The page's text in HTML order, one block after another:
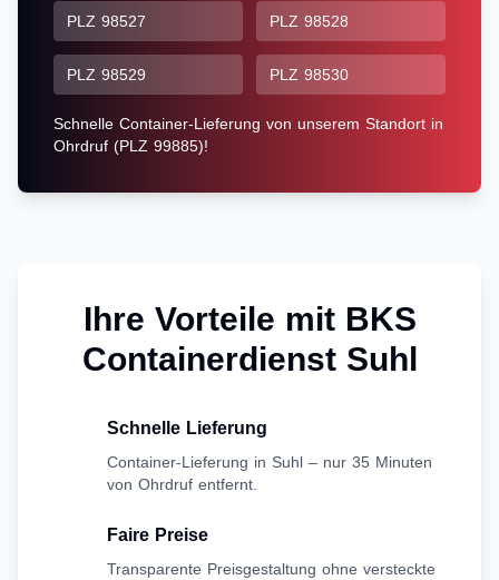
PLZ 98527 PLZ 98528
PLZ 98529 PLZ 98530
Schnelle Container-Lieferung von unserem Standort in
Ohrdruf (PLZ 99885)!
Ihre Vorteile mit BKS
Containerdienst Suhl
Schnelle Lieferung
Container-Lieferung in Suhl – nur 35 Minuten
von Ohrdruf entfernt.
Faire Preise
Transparente Preisgestaltung ohne versteckte